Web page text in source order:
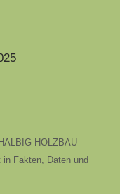
HOLZBAU
Fakten, Daten und